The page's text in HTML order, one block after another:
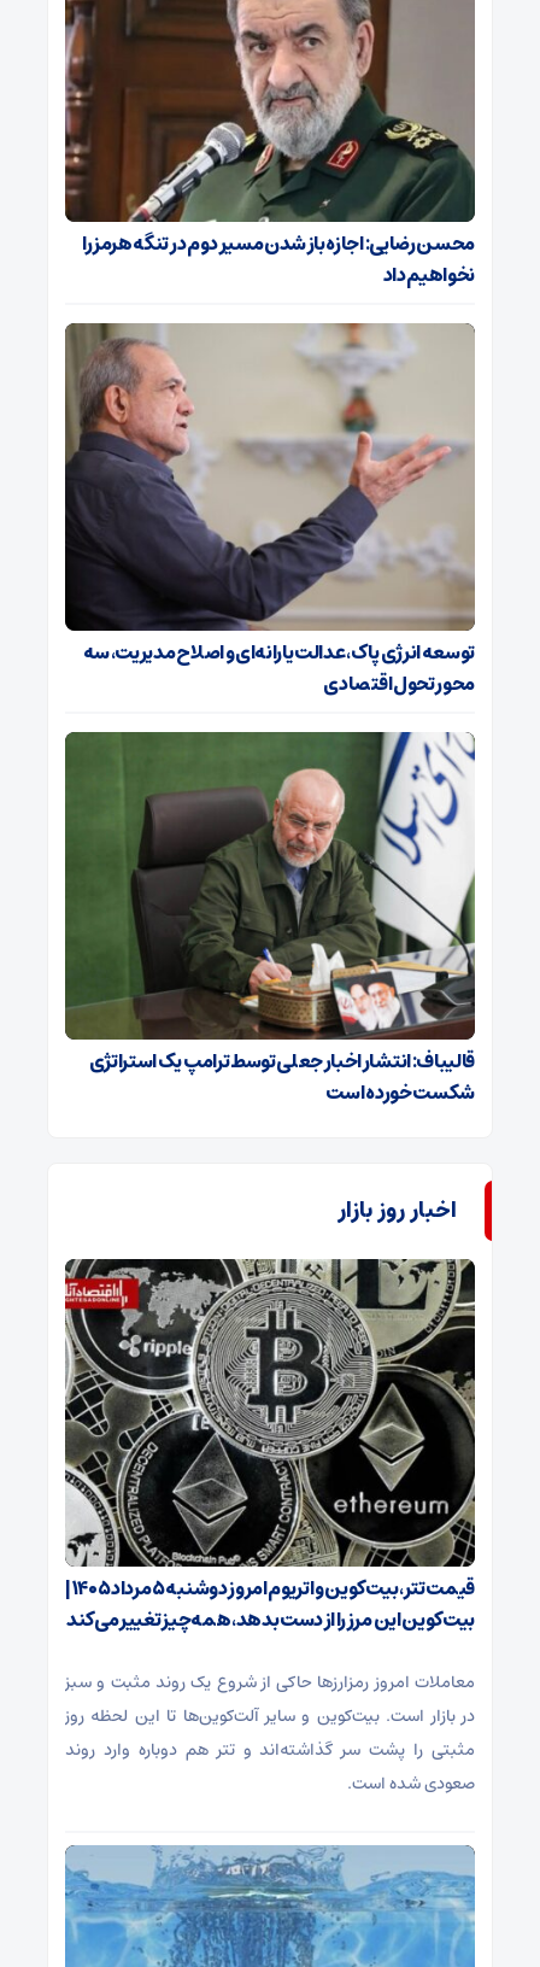
محسن رضایی: اجازه باز شدن مسیر دوم در تنگه هرمز را
نخواهیم داد
توسعه انرژی پاک، عدالت یارانه‌ای و اصلاح مدیریت، سه
محور تحول اقتصادی
قالیباف: انتشار اخبار جعلی توسط ترامپ یک استراتژی
شکست خورده است
اخبار روز بازار
قیمت تتر، بیت‌کوین و اتریوم امروز دوشنبه ۵ مرداد ۱۴۰۵ |
بیت‌کوین این مرز را از دست بدهد، همه‌چیز تغییر می‌کند
معاملات امروز رمزارز‌ها حاکی از شروع یک روند مثبت و سبز
در بازار است. بیت‌کوین و سایر آلت‌کوین‌ها تا این لحظه روز
مثبتی را پشت سر گذاشته‌اند و تتر هم دوباره وارد روند
صعودی شده است.